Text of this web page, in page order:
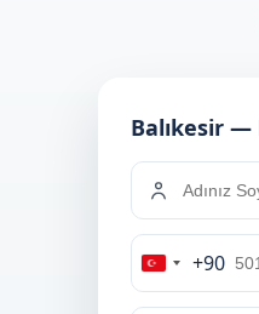
Balıkesir —
Turkey
+90
+90